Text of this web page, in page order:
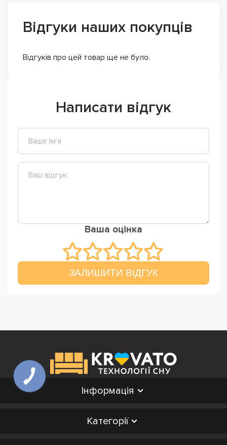
Відгуки наших покупців
Відгуків про цей товар ще не було.
Написати відгук
Ваша оцінка
ЗАЛИШИТИ ВІДГУК
Інформація
Категорії